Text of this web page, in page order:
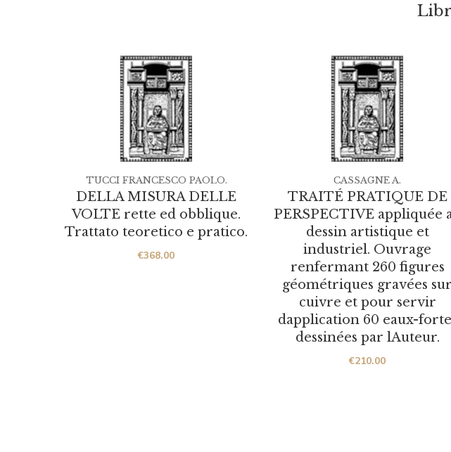
DELLA MISURA DELLE
VOLTE rette ed obblique.
Trattato teoretico e pratico.
€368.00
TUCCI FRANCESCO PAOLO.
TRAITÉ PRATIQUE DE
PERSPECTIVE appliquée
dessin artistique et
industriel. Ouvrage
renfermant 260 figures
géométriques gravées sur
cuivre et pour servir
dapplication 60 eaux-
dessinées par lAuteur.
€210.00
CASSAGNE A.